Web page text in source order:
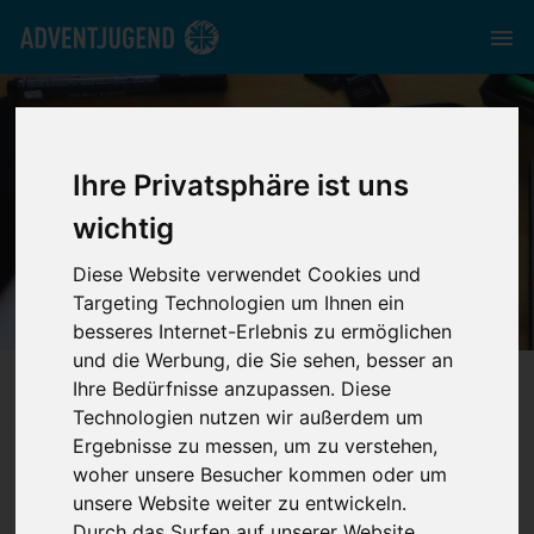
Ihre Privatsphäre ist uns
wichtig
Diese Website verwendet Cookies und
Targeting Technologien um Ihnen ein
besseres Internet-Erlebnis zu ermöglichen
und die Werbung, die Sie sehen, besser an
Ihre Bedürfnisse anzupassen. Diese
Technologien nutzen wir außerdem um
Ergebnisse zu messen, um zu verstehen,
woher unsere Besucher kommen oder um
unsere Website weiter zu entwickeln.
bmv.adventjugend.de // Media //News
News